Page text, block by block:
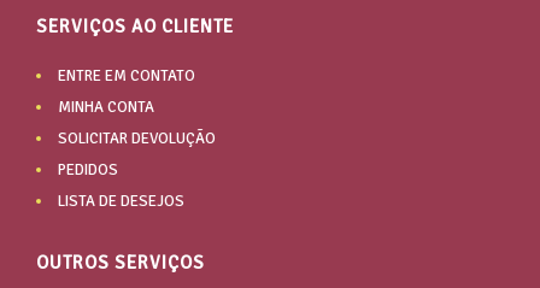
SERVIÇOS AO CLIENTE
ENTRE EM CONTATO
MINHA CONTA
SOLICITAR DEVOLUÇÃO
PEDIDOS
LISTA DE DESEJOS
OUTROS SERVIÇOS